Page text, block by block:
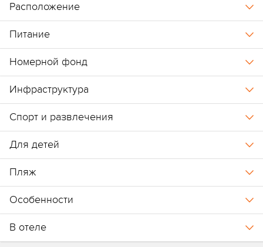
Обе зоны предлагают широкий выбор ресторанов, баров и
активностей, создавая незабываемый отдых для семей, пар и
Гостям доступны рестораны и бары как на горной стороне
См. Fact Sheet отеля.
См. карту.
Расположение
Питание
Номерной фонд
Инфраструктура
Спорт и развлечения
Для детей
Пляж
Особенности
В отеле